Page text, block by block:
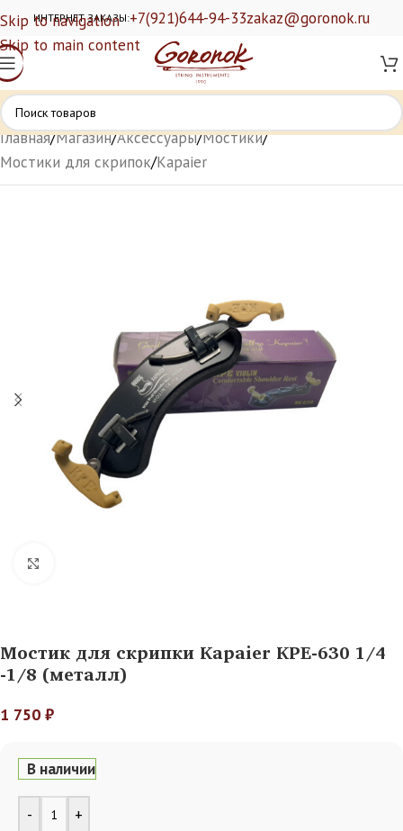
Skip to navigation
Skip to main content
ИНТЕРНЕТ ЗАКАЗЫ:+7(921)644-94-33zakaz@goronok.ru
Главная/Магазин/Аксессуары/Мостики/
Мостики для скрипок/Kapaier
Мостик для скрипки Kapaier KPE-630 1/4
-1/8 (металл)
1 750 ₽
В наличии
- +
Alternative: